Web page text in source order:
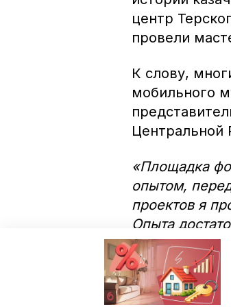
центр
провели
К слову,
мобильного
Центральной
«Площадка
опытом,
проектов я
Опыта
казаков не
других
казачьего